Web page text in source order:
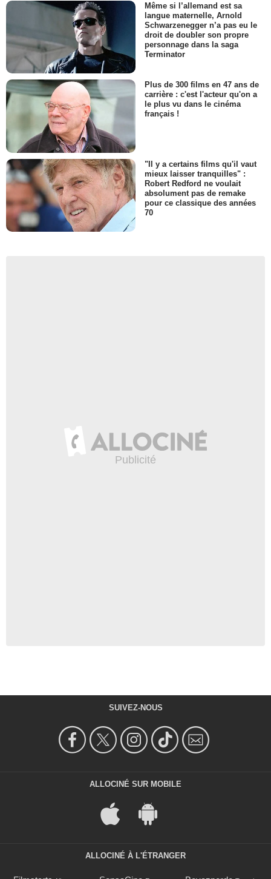
Même si l’allemand est sa
langue maternelle, Arnold
Schwarzenegger n’a pas eu le
droit de doubler son propre
personnage dans la saga
Terminator
Plus de 300 films en 47 ans de
carrière : c'est l'acteur qu'on a
le plus vu dans le cinéma
français !
"Il y a certains films qu'il vaut
mieux laisser tranquilles" :
Robert Redford ne voulait
absolument pas de remake
pour ce classique des années
70
SUIVEZ-NOUS
ALLOCINÉ SUR MOBILE
ALLOCINÉ À L'ÉTRANGER